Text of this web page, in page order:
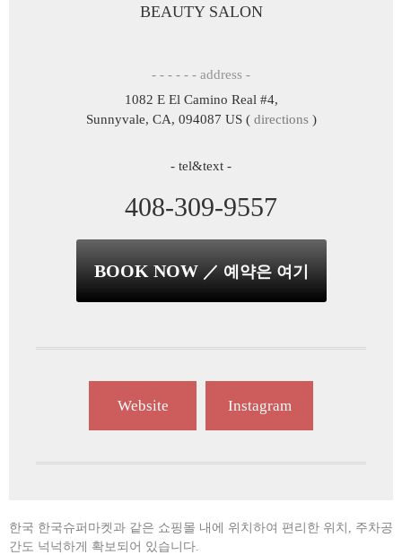
BEAUTY SALON
- - - - - - address -
1082 E El Camino Real #4,
Sunnyvale, CA, 094087 US ( directions )
- tel&text -
408-309-9557
BOOK NOW ／ 예약은 여기
Website Instagram
한국 한국슈퍼마켓과 같은 쇼핑몰 내에 위치하여 편리한 위치, 주차공
간도 넉넉하게 확보되어 있습니다.